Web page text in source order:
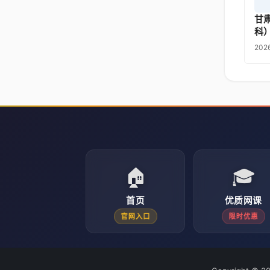
甘
科
🏠
首页
官网入口
🎓
优质网课
限时优惠